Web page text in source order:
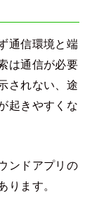
通信環境と端
は通信が必要
されない、途
起きやすくな
ンドアプリの
ります。